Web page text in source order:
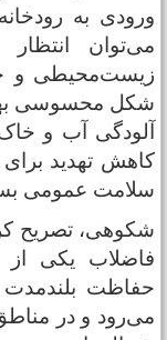
به
انتظار
و
محسوسی بهبود
آب و خاک
تهدید برای
عمومی
تصریح
یکی از
بلندمدت
و در مناطق